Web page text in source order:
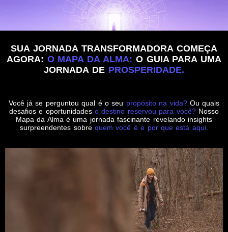
SUA JORNADA TRANSFORMADORA COMEÇA
AGORA: O MAPA DA ALMA: O GUIA PARA UMA
JORNADA DE PROSPERIDADE.
Você já se perguntou qual é o seu propósito na vida?Ou quais
desafios e oportunidadeso destino reservou para você?Nosso
Mapa da Alma é uma jornada fascinante revelando insights
surpreendentes sobre quem você é e por que está aqui.